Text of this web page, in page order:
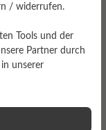
/ widerrufen.
Tools und der
Partner durch
unserer